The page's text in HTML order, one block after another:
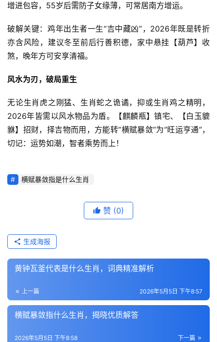
增进包容，55岁后需防子女缘薄，可常居南方增运。
破解关键：鸡年出生者一生“吉中藏凶”，2026年既是转折
亦含风险，建议冬至前后行善积德，家中悬挂【葫芦】收
煞，晚年方可安享清福。
风水为刃，破局重生
无论生肖虎之刚猛、生肖蛇之诡谲，抑或生肖鸡之精明，
2026年皆需以风水物品为盾。【麒麟瓶】镇宅、【白玉貔
貅】招财，择吉物而用，方能转“横赋暴敛”为“旺运亨通”，
切记：运势如潮，智者乘势而上！
横赋暴敛指是什么生肖
赞 (0)
生成海报
黄钟瓦釜代表是什么生肖，词典精准解析
上一篇 2026年5月5日 下午8:57
横赋暴敛指什么生肖，揭晓优质解答
下一篇
2026年5月5日 下午8:58